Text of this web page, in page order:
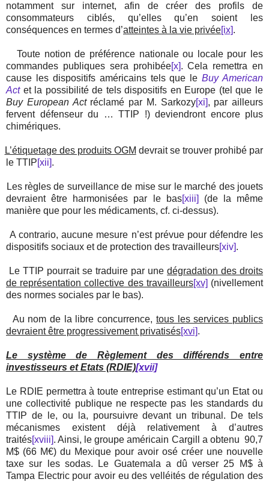
notamment sur internet, afin de créer des profils de
consommateurs ciblés, qu’elles qu’en soient les
conséquences en termes d’atteintes à la vie privée[ix].
Toute notion de préférence nationale ou locale pour les
commandes publiques sera prohibée[x]. Cela remettra en
cause les dispositifs américains tels que leBuy American
Actet la possibilité de tels dispositifs en Europe (tel que le
Buy European Actréclamé par M. Sarkozy[xi], par ailleurs
fervent défenseur du … TTIP !) deviendront encore plus
chimériques.
L’étiquetage des produits OGM devrait se trouver prohibé par
le TTIP[xii].
Les règles de surveillance de mise sur le marché des jouets
devraient être harmonisées par le bas[xiii] (de la même
manière que pour les médicaments, cf. ci-dessus).
A contrario, aucune mesure n’est prévue pour défendre les
dispositifs sociaux et de protection des travailleurs[xiv].
Le TTIP pourrait se traduire par une dégradation des droits
de représentation collective des travailleurs[xv] (nivellement
des normes sociales par le bas).
Au nom de la libre concurrence, tous les services publics
devraient être progressivement privatisés[xvi].
Le système de Règlement des différends entre
investisseurs et Etats (RDIE)[xvii]
Le RDIE permettra à toute entreprise estimant qu’un Etat ou
une collectivité publique ne respecte pas les standards du
TTIP de le, ou la, poursuivre devant un tribunal. De tels
mécanismes existent déjà relativement à d’autres
traités[xviii]. Ainsi, le groupe américain Cargill a obtenu 90,7
M$ (66 M€) du Mexique pour avoir osé créer une nouvelle
taxe sur les sodas. Le Guatemala a dû verser 25 M$ à
Tampa Electric pour avoir eu des velléités de régulation des